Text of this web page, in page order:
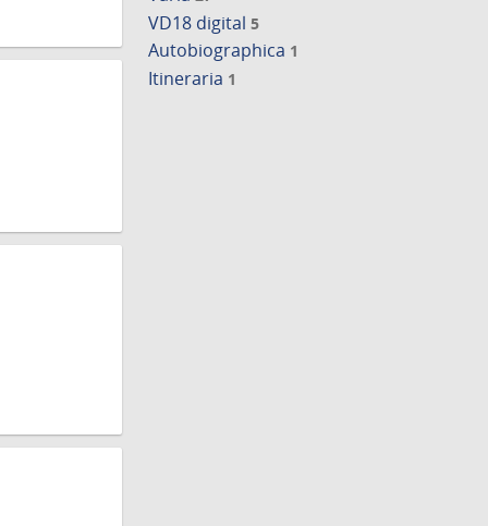
VD18 digital 5
Autobiographica 1
Itineraria 1